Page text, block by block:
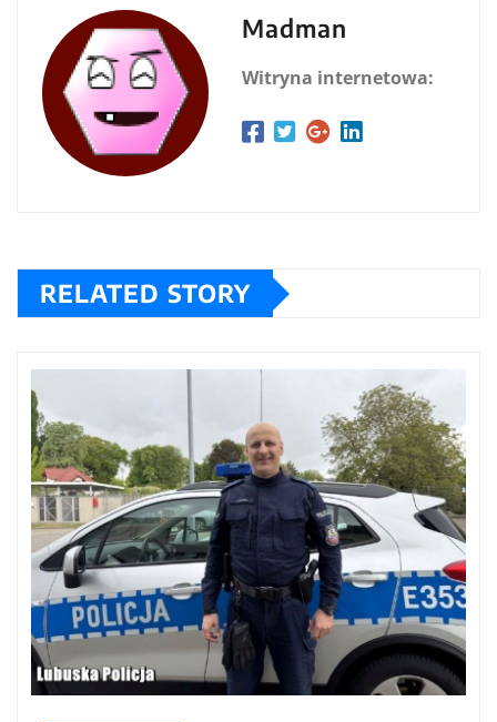
Madman
Witryna internetowa:
RELATED STORY